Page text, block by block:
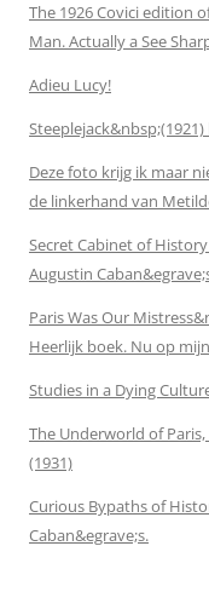
The 1926 Covici edition
Man. Actually a See
Adieu Lucy!
Deze foto krijg ik maar
de linkerhand van
Secret Cabinet of
Augustin
Paris Was Our
Heerlijk boek. Nu op
Studies in a Dying
The Underworld of
(1931)
Curious Bypaths of
Caban&egrave;s.